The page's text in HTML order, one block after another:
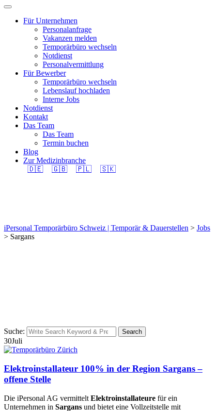
Für Unternehmen
Personalanfrage
Vakanzen melden
Temporärbüro wechseln
Notdienst
Personalvermittlung
Für Bewerber
Temporärbüro wechseln
Lebenslauf hochladen
Interne Jobs
Notdienst
Kontakt
Das Team
Das Team
Termin buchen
Blog
Zur Medizinbranche
🇩🇪
🇬🇧 🇵🇱 🇸🇰
iPersonal Temporärbüro Schweiz | Temporär & Dauerstellen > Jobs
> Sargans
Suche: Search
30Juli
Elektroinstallateur 100% in der Region Sargans –
offene Stelle
Die iPersonal AG vermittelt Elektroinstallateure für ein
Unternehmen in Sargans und bietet eine Vollzeitstelle mit